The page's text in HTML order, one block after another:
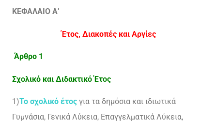
ΚΕΦΑΛΑΙΟ Α’
Έτος, Διακοπές και Αργίες
Άρθρο 1
Σχολικό και Διδακτικό Έτος
1)Το σχολικό έτος για τα δημόσια και ιδιωτικά
Γυμνάσια, Γενικά Λύκεια, Επαγγελματικά Λύκεια,